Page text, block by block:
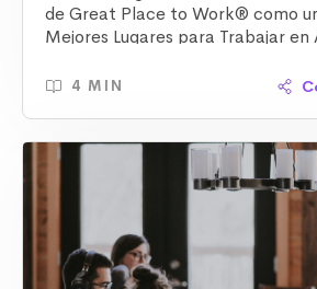
de Great Place to Work® como
Mejores Lugares para Trabajar en
4 MIN